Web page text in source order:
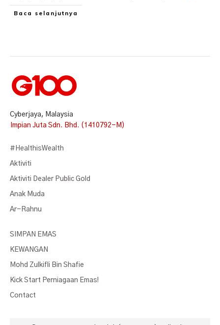
Baca selanjutnya
Cyberjaya, Malaysia
Impian Juta Sdn. Bhd. (1410792-M)
#HealthisWealth
Aktiviti
Aktiviti Dealer Public Gold
Anak Muda
Ar-Rahnu
SIMPAN EMAS
KEWANGAN
Mohd Zulkifli Bin Shafie
Kick Start Perniagaan Emas!
Contact